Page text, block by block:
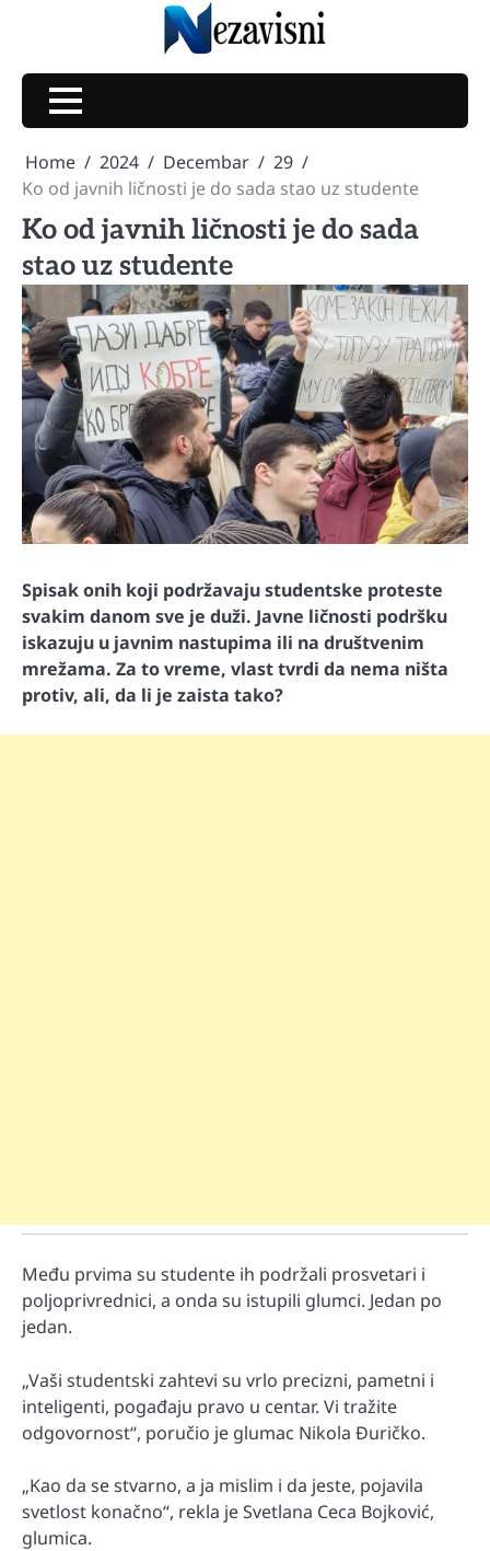
Home 2024 Decembar
29
Ko od javnih ličnosti je do sada stao uz studente
Ko od javnih ličnosti je do sada
stao uz studente
Spisak onih koji podržavaju studentske proteste
svakim danom sve je duži. Javne ličnosti podršku
iskazuju u javnim nastupima ili na društvenim
mrežama. Za to vreme, vlast tvrdi da nema ništa
protiv, ali, da li je zaista tako?
Među prvima su studente ih podržali prosvetari i
poljoprivrednici, a onda su istupili glumci. Jedan po
jedan.
„Vaši studentski zahtevi su vrlo precizni, pametni i
inteligenti, pogađaju pravo u centar. Vi tražite
odgovornost“, poručio je glumac Nikola Đuričko.
„Kao da se stvarno, a ja mislim i da jeste, pojavila
svetlost konačno“, rekla je Svetlana Ceca Bojković,
glumica.